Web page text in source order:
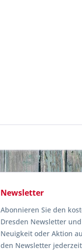
Newsletter
Abonnieren Sie den
Dresden Newsletter
Neuigkeit oder Aktion
den Newsletter